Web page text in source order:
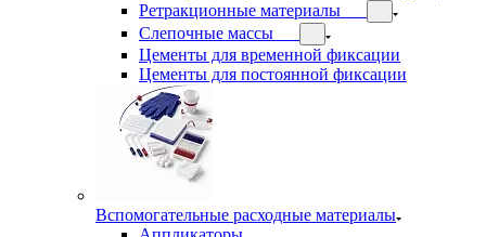
Ретракционные материалы
Слепочные массы
Цементы для временной фиксации
Цементы для постоянной фиксации
Вспомогательные расходные материалы